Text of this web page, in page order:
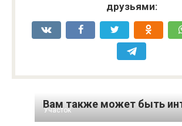
друзьями:
Вам также может быть
Участок